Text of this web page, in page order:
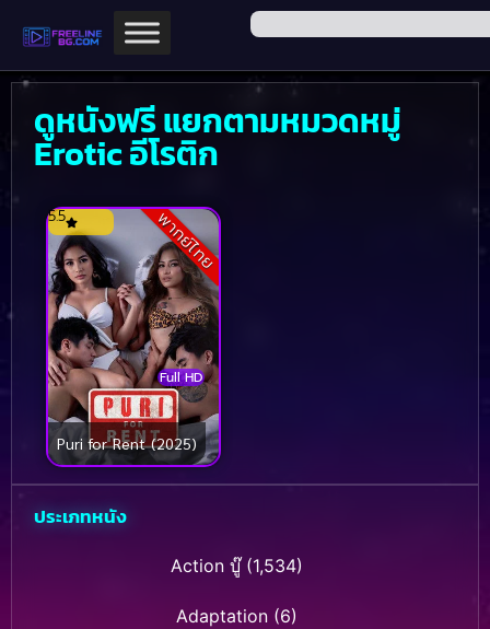
ดูหนังฟรี แยกตามหมวดหมู่
Erotic อีโรติก
พากย์ไทย
Full HD
5.5
Puri for Rent (2025)
ประเภทหนัง
Action บู๊(1,534)
Adaptation (6)